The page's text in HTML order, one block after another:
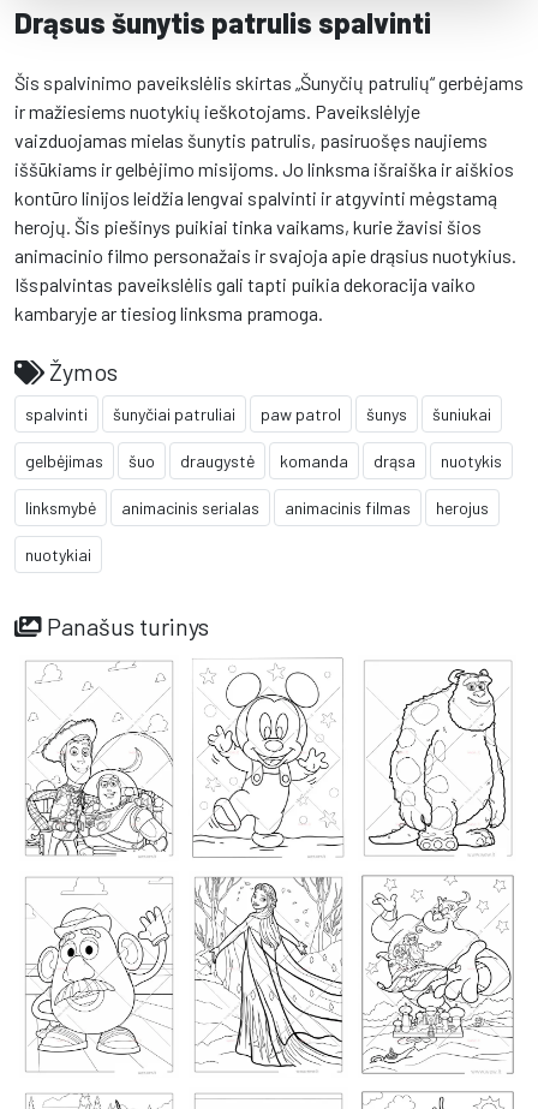
Drąsus šunytis patrulis spalvinti
Šis spalvinimo paveikslėlis skirtas „Šunyčių patrulių“ gerbėjams
ir mažiesiems nuotykių ieškotojams. Paveikslėlyje
vaizduojamas mielas šunytis patrulis, pasiruošęs naujiems
iššūkiams ir gelbėjimo misijoms. Jo linksma išraiška ir aiškios
kontūro linijos leidžia lengvai spalvinti ir atgyvinti mėgstamą
herojų. Šis piešinys puikiai tinka vaikams, kurie žavisi šios
animacinio filmo personažais ir svajoja apie drąsius nuotykius.
Išspalvintas paveikslėlis gali tapti puikia dekoracija vaiko
kambaryje ar tiesiog linksma pramoga.
Žymos
spalvinti šunyčiai patruliai paw patrol šunys šuniukai
gelbėjimas šuo draugystė komanda drąsa nuotykis
linksmybė animacinis serialas animacinis filmas herojus
nuotykiai
Panašus turinys